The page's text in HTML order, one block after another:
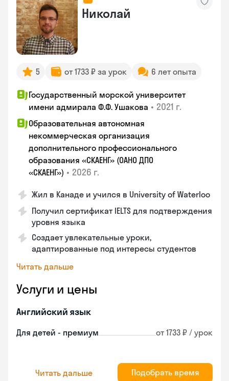
Николай
5 от 1733 ₽ за урок 6 лет опыта
Государственный морской университет
имени адмирала Ф.Ф. Ушакова • 2021 г.
Образовательная автономная
некоммерческая организация
дополнительного профессионального
образования «СКАЕНГ» (ОАНО ДПО
«СКАЕНГ») • 2026 г.
Жил в Канаде и учился в University of Waterloo
Получил сертификат IELTS для подтверждения
уровня языка
Создает увлекательные уроки,
адаптированные под интересы студентов
Читать дальше
Услуги и цены
Английский язык
Для детей - премиум от 1733 ₽ / урок
Читать дальше Подобрать время